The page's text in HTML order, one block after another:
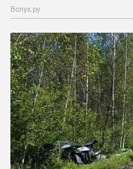
Вслух.ру